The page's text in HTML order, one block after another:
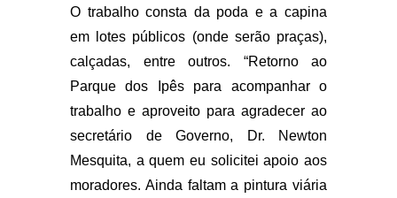
O trabalho consta da poda e a capina
em lotes públicos (onde serão praças),
calçadas, entre outros. “Retorno ao
Parque dos Ipês para acompanhar o
trabalho e aproveito para agradecer ao
secretário de Governo, Dr. Newton
Mesquita, a quem eu solicitei apoio aos
moradores. Ainda faltam a pintura viária